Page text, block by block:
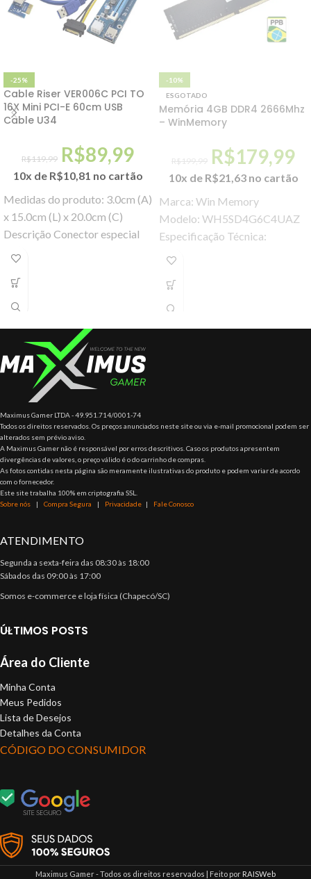
-25%
Cable Riser VER006C PCI TO
16X Mini PCI-E 60cm USB
Cable U34
R$119,99 R$89,99
10x de R$10,81 no cartão
Medidas do produto: 3.0cm (A)
x 15.0cm (L) x 20.0cm (C)
Descrição Conector especial
para placas PCI-E voltadas
-10%
ESGOTADO
Memória 4GB DDR4 2666Mhz
– WinMemory
R$199,99 R$179,99
10x de R$21,63 no cartão
Marca: Win Memory
Modelo: WH5SD4G6C4UAZ
Especificação Técnica:
Tipo: DDR4 Formato: UDIMM
Velocidade: 2666 Mhz
Latência CAS: 19-19-19
Maximus Gamer LTDA - 49.951.714/0001-74
Todos os direitos reservados. Os preços anunciados neste site ou via e-mail promocional podem ser
alterados sem prévio aviso.
A Maximus Gamer não é responsável por erros descritivos. Caso os produtos apresentem
divergências de valores, o preço válido é o do carrinho de compras.
As fotos contidas nesta página são meramente ilustrativas do produto e podem variar de acordo
com o fornecedor.
Este site trabalha 100% em criptografia SSL.
Sobre nós | Compra Segura | Privacidade | Fale Conosco
ATENDIMENTO
Segunda a sexta-feira das 08:30 às 18:00
Sábados das 09:00 às 17:00
Somos e-commerce e loja física (Chapecó/SC)
ÚLTIMOS POSTS
Área do Cliente
Minha Conta
Meus Pedidos
Lista de Desejos
Detalhes da Conta
CÓDIGO DO CONSUMIDOR
Maximus Gamer - Todos os direitos reservados | Feito por RAISWeb